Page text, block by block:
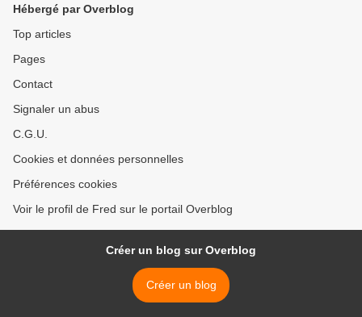
Hébergé par Overblog
Top articles
Pages
Contact
Signaler un abus
C.G.U.
Cookies et données personnelles
Préférences cookies
Voir le profil de Fred sur le portail Overblog
Créer un blog sur Overblog
Créer un blog